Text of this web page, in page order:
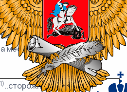
пропущенные буквы.
месте которых пишется
..сторожно к(2)..саются